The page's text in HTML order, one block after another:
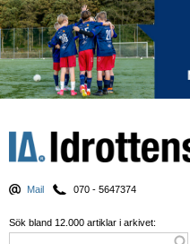
Mail 070 - 5647374
Sök bland 12.000 artiklar i arkivet: